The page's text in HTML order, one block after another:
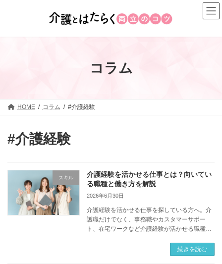
コラム
HOME コラム #介護経験
#介護経験
スキル
介護経験を活かせる仕事とは？向いてい
る職種と働き方を解説
2026年6月30日
介護経験を活かせる仕事を探している方へ。介
護職だけでなく、事務職やカスタマーサポー
ト、在宅ワークなど介護経験が活かせる職種は
き方や仕事選びのポイントをご紹介します。
続きを読む